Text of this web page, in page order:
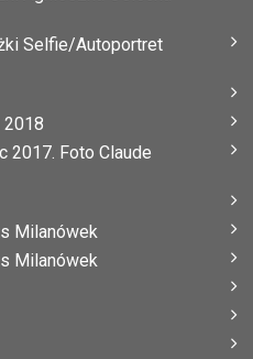
Selfie/Autoportret
2018
2017. Foto Claude
Milanówek
Milanówek